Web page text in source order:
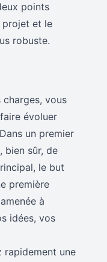
points
projet et le
robuste.
charges, vous
évoluer
un premier
bien sûr, de
le but
première
à
idées, vos
rapidement une